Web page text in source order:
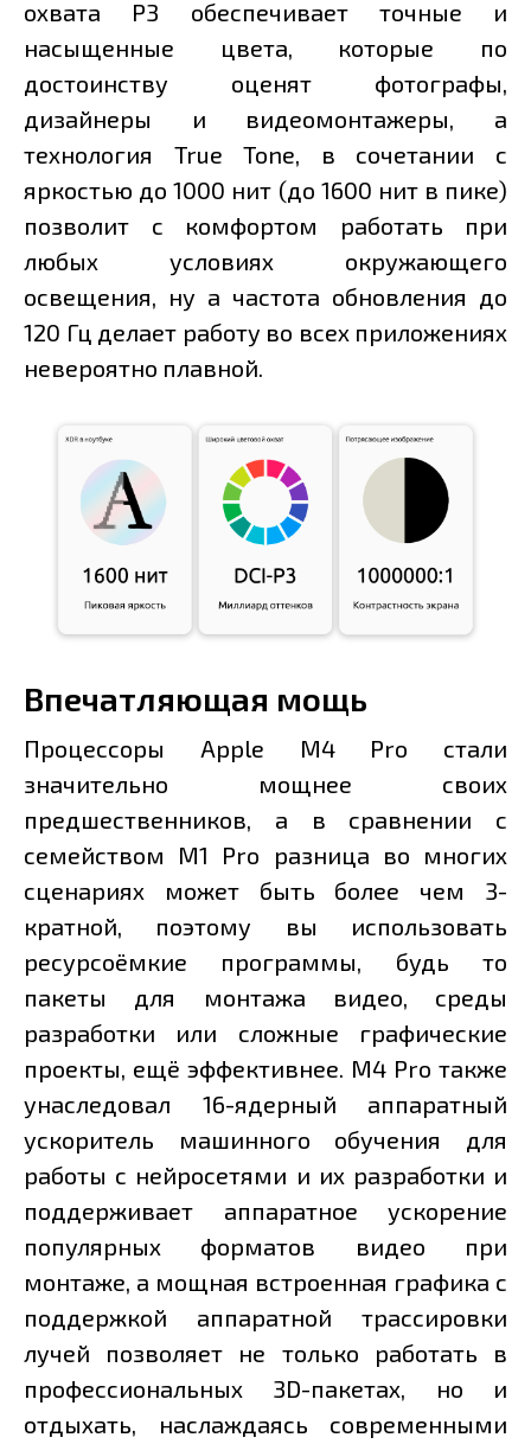
охвата P3 обеспечивает точные и
насыщенные цвета, которые по
достоинству оценят фотографы,
дизайнеры и видеомонтажеры, а
технология True Tone, в сочетании с
яркостью до 1000 нит (до 1600 нит в пике)
позволит с комфортом работать при
любых условиях окружающего
освещения, ну а частота обновления до
120 Гц делает работу во всех приложениях
невероятно плавной.
Впечатляющая мощь
Процессоры Apple M4 Pro стали
значительно мощнее своих
предшественников, а в сравнении с
семейством M1 Pro разница во многих
сценариях может быть более чем 3-
кратной, поэтому вы использовать
ресурсоёмкие программы, будь то
пакеты для монтажа видео, среды
разработки или сложные графические
проекты, ещё эффективнее. M4 Pro также
унаследовал 16-ядерный аппаратный
ускоритель машинного обучения для
работы с нейросетями и их разработки и
поддерживает аппаратное ускорение
популярных форматов видео при
монтаже, а мощная встроенная графика с
поддержкой аппаратной трассировки
лучей позволяет не только работать в
профессиональных 3D-пакетах, но и
отдыхать, наслаждаясь современными